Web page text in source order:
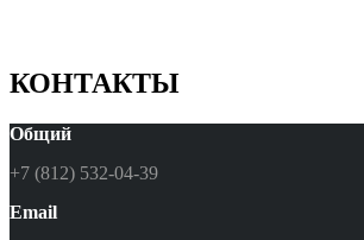
КОНТАКТЫ
Общий
+7 (812) 532-04-39
Email